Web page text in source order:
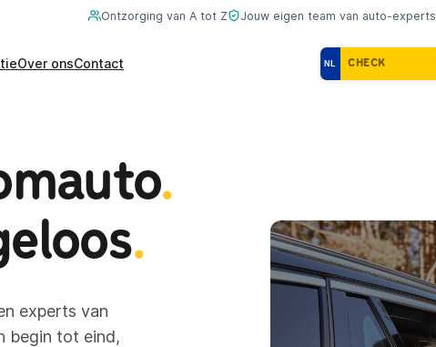
Ontzorging van A tot Z Jouw eigen team van auto-experts
Over onsContact NL
.
.
experts van
begin tot eind,